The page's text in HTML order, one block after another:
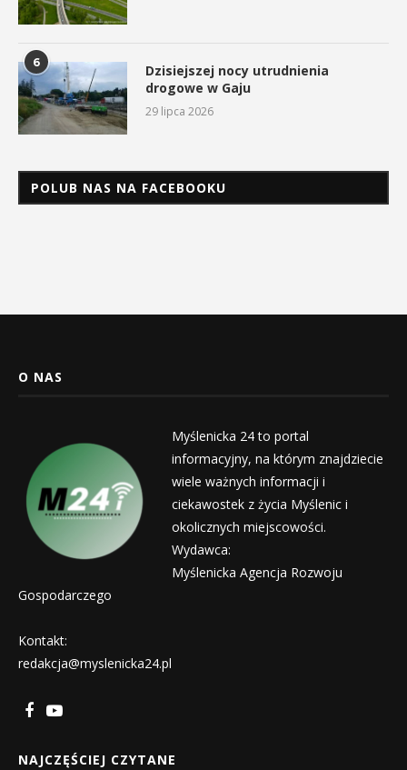
6
Dzisiejszej nocy utrudnienia
drogowe w Gaju
29 lipca 2026
POLUB NAS NA FACEBOOKU
O NAS
Myślenicka 24 to portal
informacyjny, na którym znajdziecie
wiele ważnych informacji i
ciekawostek z życia Myślenic i
okolicznych miejscowości.
Wydawca:
Myślenicka Agencja Rozwoju
Gospodarczego
Kontakt:
redakcja@myslenicka24.pl
NAJCZĘŚCIEJ CZYTANE